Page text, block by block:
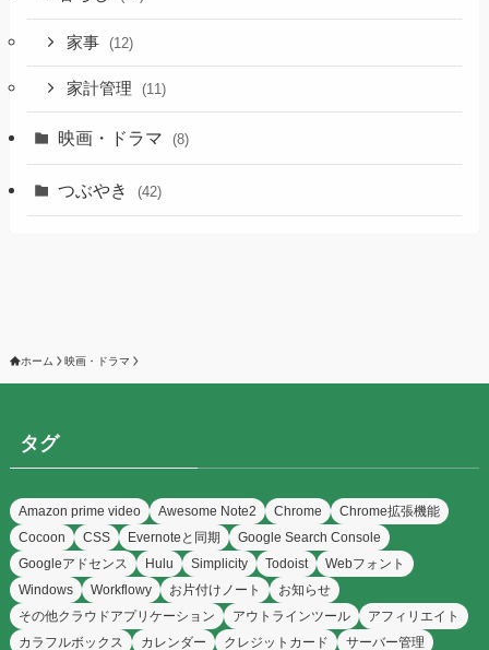
家事 (12)
家計管理 (11)
映画・ドラマ (8)
つぶやき (42)
ホーム 映画・ドラマ
タグ
Amazon prime video Awesome Note2 Chrome
Chrome拡張機能
Cocoon
CSS Evernoteと同期
Google Search Console
Googleアドセンス
Hulu Simplicity Todoist
Webフォント
Windows
Workflowy お片付けノート
お知らせ
その他クラウドアプリケーション
アウトラインツール
アフィリエイト
カラフルボックス
カレンダー クレジットカード サーバー管理